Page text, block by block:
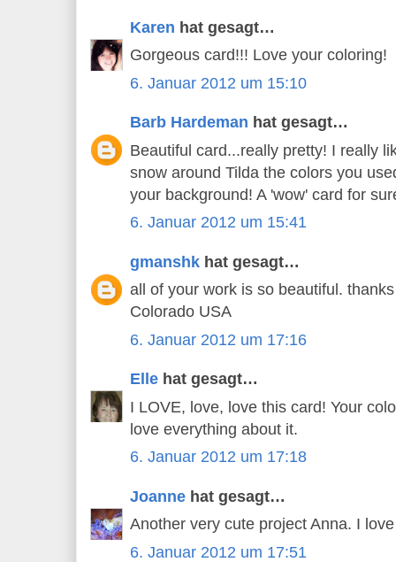
Karen hat gesagt…
Gorgeous card!!! Love your coloring!
6. Januar 2012 um 15:10
Barb Hardeman hat gesagt…
Beautiful card...really pretty! I really
snow around Tilda the colors you
your background! A 'wow' card for
6. Januar 2012 um 15:41
gmanshk hat gesagt…
all of your work is so beautiful.
Colorado USA
6. Januar 2012 um 17:16
Elle hat gesagt…
I LOVE, love, love this card! Your
love everything about it.
6. Januar 2012 um 17:18
Joanne hat gesagt…
Another very cute project Anna. I
6. Januar 2012 um 17:51